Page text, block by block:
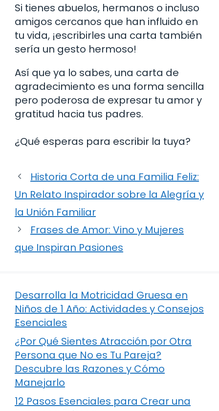
Si tienes abuelos, hermanos o incluso
amigos cercanos que han influido en
tu vida, ¡escribirles una carta también
sería un gesto hermoso!
Así que ya lo sabes, una carta de
agradecimiento es una forma sencilla
pero poderosa de expresar tu amor y
gratitud hacia tus padres.
¿Qué esperas para escribir la tuya?
Historia Corta de una Familia Feliz:
Un Relato Inspirador sobre la Alegría y
la Unión Familiar
Frases de Amor: Vino y Mujeres
que Inspiran Pasiones
Desarrolla la Motricidad Gruesa en
Niños de 1 Año: Actividades y Consejos
Esenciales
¿Por Qué Sientes Atracción por Otra
Persona que No es Tu Pareja?
Descubre las Razones y Cómo
Manejarlo
12 Pasos Esenciales para Crear una